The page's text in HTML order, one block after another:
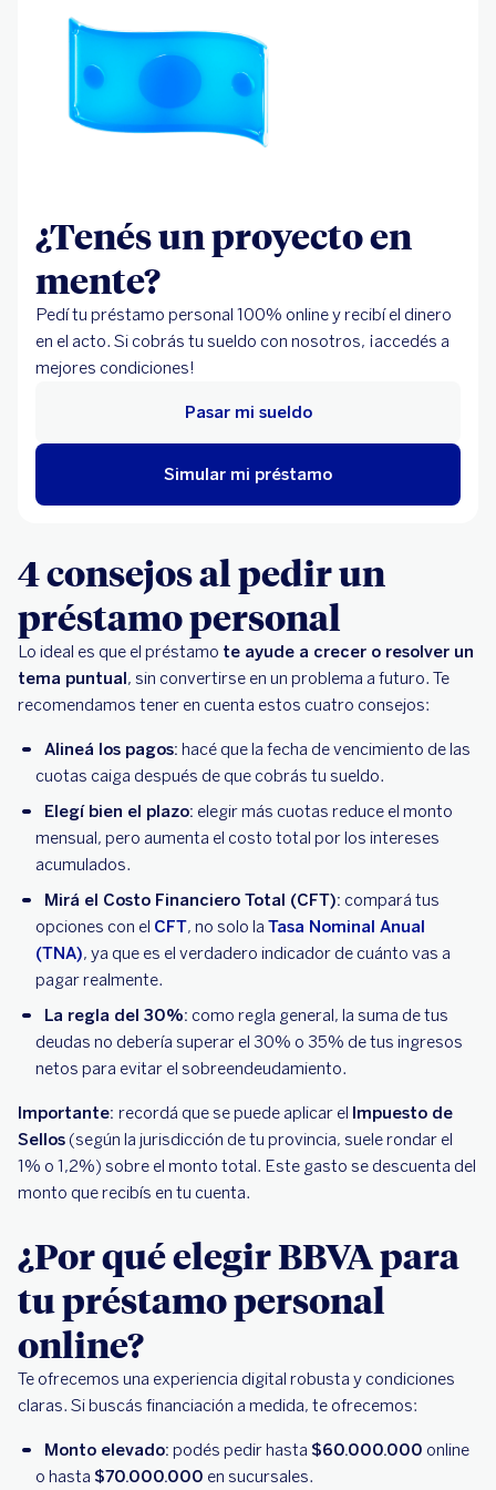
¿Tenés un proyecto en
mente?
Pedí tu préstamo personal 100% online y recibí el dinero
en el acto. Si cobrás tu sueldo con nosotros, ¡accedés a
mejores condiciones!
Simular mi préstamo
Pasar mi sueldo
4 consejos al pedir un
préstamo personal
Lo ideal es que el préstamo te ayude a crecer o resolver un
tema puntual, sin convertirse en un problema a futuro. Te
recomendamos tener en cuenta estos cuatro consejos:
Alineá los pagos: hacé que la fecha de vencimiento de las
cuotas caiga después de que cobrás tu sueldo.
Elegí bien el plazo: elegir más cuotas reduce el monto
mensual, pero aumenta el costo total por los intereses
acumulados.
Mirá el Costo Financiero Total (CFT): compará tus
opciones con el CFT, no solo la Tasa Nominal Anual
(TNA), ya que es el verdadero indicador de cuánto vas a
pagar realmente.
La regla del 30%: como regla general, la suma de tus
deudas no debería superar el 30% o 35% de tus ingresos
netos para evitar el sobreendeudamiento.
Importante: recordá que se puede aplicar el Impuesto de
Sellos (según la jurisdicción de tu provincia, suele rondar el
1% o 1,2%) sobre el monto total. Este gasto se descuenta del
monto que recibís en tu cuenta.
¿Por qué elegir BBVA para
tu préstamo personal
online?
Te ofrecemos una experiencia digital robusta y condiciones
claras. Si buscás financiación a medida, te ofrecemos:
Monto elevado: podés pedir hasta $60.000.000 online
o hasta $70.000.000 en sucursales.